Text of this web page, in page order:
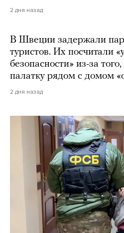
2 дня назад
В Швеции задержали
туристов. Их посчитали
безопасности» из-за
палатку рядом с домом
2 дня назад